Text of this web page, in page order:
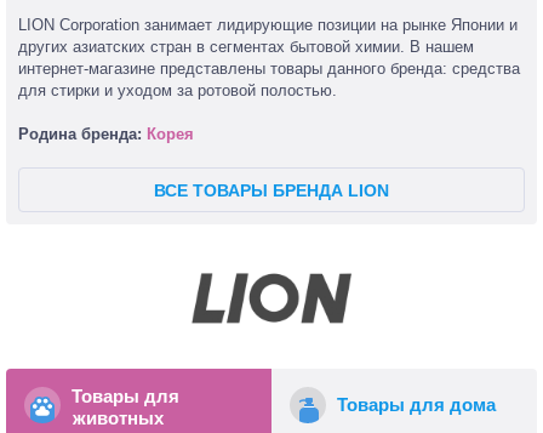
LION Corporation занимает лидирующие позиции на рынке Японии и
других азиатских стран в сегментах бытовой химии. В нашем
интернет-магазине представлены товары данного бренда: средства
для стирки и уходом за ротовой полостью.
Родина бренда: Корея
ВСЕ ТОВАРЫ БРЕНДА LION
Товары для
животных
Товары для дома